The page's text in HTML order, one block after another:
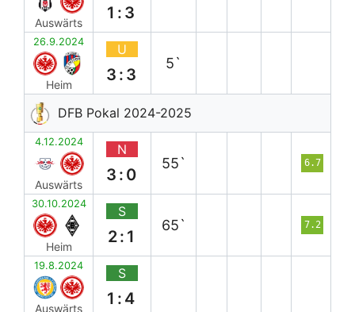
Auswärts
1:3
26.9.2024
Heim
U
3:3
5`
DFB Pokal 2024-2025
4.12.2024
Auswärts
N
3:0
55` 6.7
30.10.2024
Heim
S
2:1
65` 7.2
19.8.2024
Auswärts
S
1:4